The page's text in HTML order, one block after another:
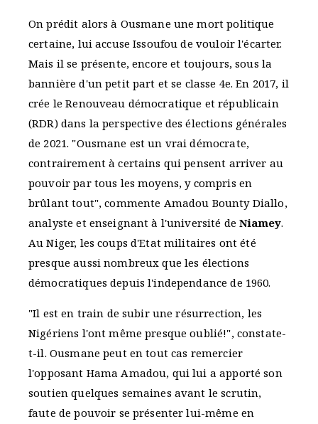
On prédit alors à Ousmane une mort politique
certaine, lui accuse Issoufou de vouloir l'écarter.
Mais il se présente, encore et toujours, sous la
bannière d'un petit part et se classe 4e. En 2017, il
crée le Renouveau démocratique et républicain
(RDR) dans la perspective des élections générales
de 2021. "Ousmane est un vrai démocrate,
contrairement à certains qui pensent arriver au
pouvoir par tous les moyens, y compris en
brûlant tout", commente Amadou Bounty Diallo,
analyste et enseignant à l'université deNiamey.
Au Niger, les coups d'Etat militaires ont été
presque aussi nombreux que les élections
démocratiques depuis l'independance de 1960.
"Il est en train de subir une résurrection, les
Nigériens l'ont même presque oublié!", constate-
t-il. Ousmane peut en tout cas remercier
l'opposant Hama Amadou, qui lui a apporté son
soutien quelques semaines avant le scrutin,
faute de pouvoir se présenter lui-même en